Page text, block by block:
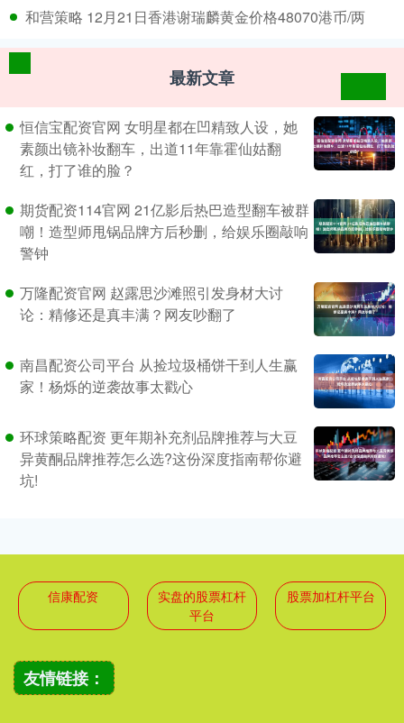
​和营策略 12月21日香港谢瑞麟黄金价格48070港币/两
最新文章
恒信宝配资官网 女明星都在凹精致人设，她
素颜出镜补妆翻车，出道11年靠霍仙姑翻
红，打了谁的脸？
期货配资114官网 21亿影后热巴造型翻车被群
嘲！造型师甩锅品牌方后秒删，给娱乐圈敲响
警钟
万隆配资官网 赵露思沙滩照引发身材大讨
论：精修还是真丰满？网友吵翻了
南昌配资公司平台 从捡垃圾桶饼干到人生赢
家！杨烁的逆袭故事太戳心
环球策略配资 更年期补充剂品牌推荐与大豆
异黄酮品牌推荐怎么选?这份深度指南帮你避
坑!
信康配资
实盘的股票杠杆
平台
股票加杠杆平台
友情链接：